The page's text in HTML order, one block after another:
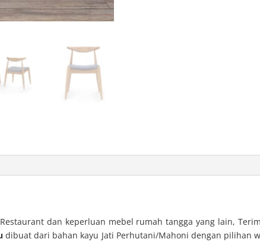
dan keperluan mebel rumah tangga yang lain,
dibuat dari bahan kayu Jati Perhutani/Mahoni dengan pilihan